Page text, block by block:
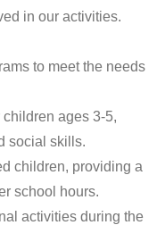
in our activities.
to meet the needs
ages 3-5,
social skills.
children, providing a
school hours.
activities during the